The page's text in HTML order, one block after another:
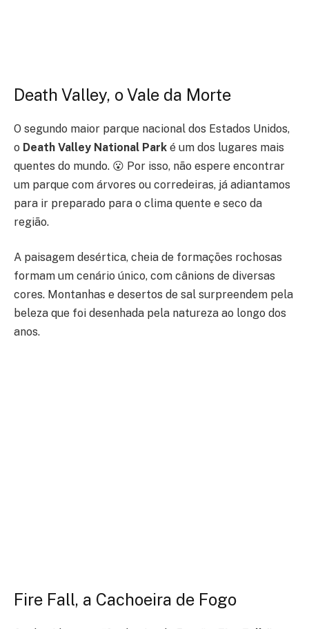
Death Valley, o Vale da Morte
O segundo maior parque nacional dos Estados Unidos,
o Death Valley National Park é um dos lugares mais
quentes do mundo. 😮 Por isso, não espere encontrar
um parque com árvores ou corredeiras, já adiantamos
para ir preparado para o clima quente e seco da
região.
A paisagem desértica, cheia de formações rochosas
formam um cenário único, com cânions de diversas
cores. Montanhas e desertos de sal surpreendem pela
beleza que foi desenhada pela natureza ao longo dos
anos.
Fire Fall, a Cachoeira de Fogo